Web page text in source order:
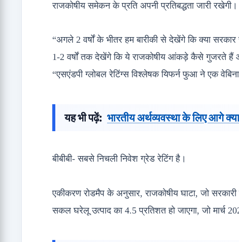
राजकोषीय समेकन के प्रति अपनी प्रतिबद्धता जारी रखेगी।
“अगले 2 वर्षों के भीतर हम बारीकी से देखेंगे कि क्या
1-2 वर्षों तक देखेंगे कि ये राजकोषीय आंकड़े कैसे गुजरते हैं
“एसएंडपी ग्लोबल रेटिंग्स विश्लेषक यिफर्न फुआ ने एक
यह भी पढ़ें: भारतीय अर्थव्यवस्था के लिए आगे
बीबीबी- सबसे निचली निवेश ग्रेड रेटिंग है।
एकीकरण रोडमैप के अनुसार, राजकोषीय घाटा, जो
सकल घरेलू उत्पाद का 4.5 प्रतिशत हो जाएगा, जो मार्च